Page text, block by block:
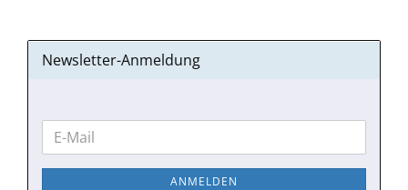
Newsletter-Anmeldung
WEITER
ZUR
NEWSLETTER-
E-
Mail
ANMELDEN